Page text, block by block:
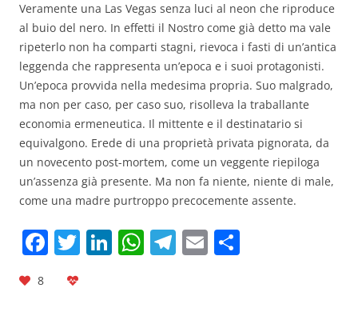
Veramente una Las Vegas senza luci al neon che riproduce
al buio del nero. In effetti il Nostro come già detto ma vale
ripeterlo non ha comparti stagni, rievoca i fasti di un’antica
leggenda che rappresenta un’epoca e i suoi protagonisti.
Un’epoca provvida nella medesima propria. Suo malgrado,
ma non per caso, per caso suo, risolleva la traballante
economia ermeneutica. Il mittente e il destinatario si
equivalgono. Erede di una proprietà privata pignorata, da
un novecento post-mortem, come un veggente riepiloga
un’assenza già presente. Ma non fa niente, niente di male,
come una madre purtroppo precocemente assente.
F T Li W T E
8